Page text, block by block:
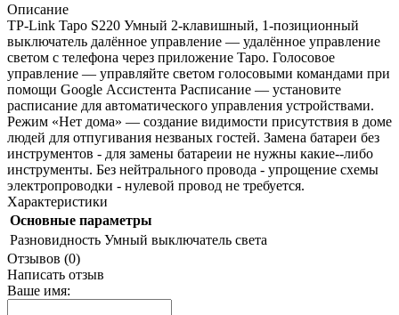
Описание
TP-Link Tapo S220 Умный 2-клавишный, 1-позиционный
выключатель далённое управление — удалённое управление
светом с телефона через приложение Tapo. Голосовое
управление — управляйте светом голосовыми командами при
помощи Google Ассистента Расписание — установите
расписание для автоматического управления устройствами.
Режим «Нет дома» — создание видимости присутствия в доме
людей для отпугивания незваных гостей. Замена батареи без
инструментов - для замены батареии не нужны какие--либо
инструменты. Без нейтрального провода - упрощение схемы
электропроводки - нулевой провод не требуется.
Характеристики
Основные параметры
Разновидность Умный выключатель света
Отзывов (0)
Написать отзыв
Ваше имя: